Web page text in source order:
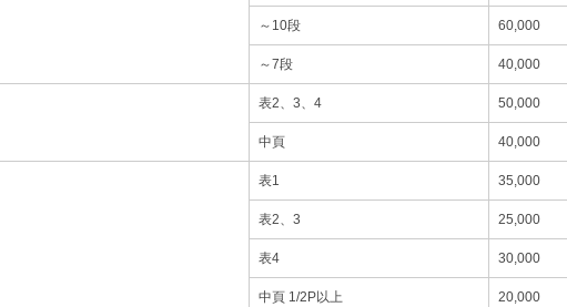
～10段 60,000
～7段 40,000
表2、3、4 50,000
中頁 40,000
表1 35,000
表2、3 25,000
表4 30,000
中頁 1/2P以上 20,000